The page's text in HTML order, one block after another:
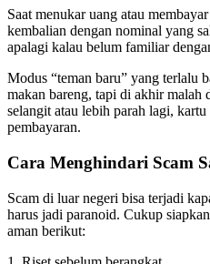
Saat menukar uang atau
kembalian dengan nominal yang
apalagi kalau belum familiar
Modus “teman baru” yang terlalu
makan bareng, tapi di akhir malah
selangit atau lebih parah lagi,
pembayaran.
Cara Menghindari Scam
Scam di luar negeri bisa terjadi
harus jadi paranoid. Cukup
aman berikut: